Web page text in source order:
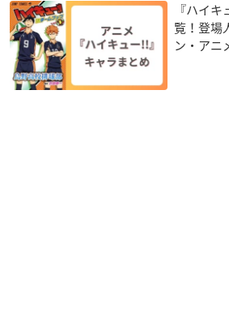
『ハイ
覧！登場
ン・アニ